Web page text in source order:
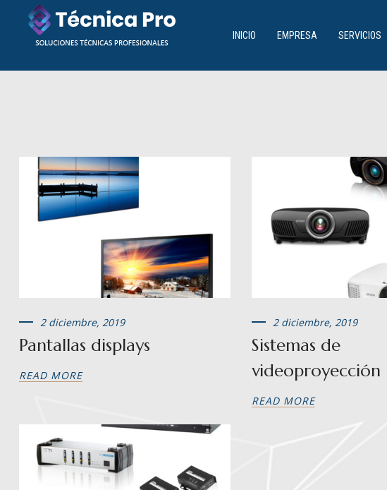
INICIO EMPRESA SERVICIOS
2 diciembre, 2019
Pantallas displays
READ MORE
2 diciembre, 2019
Sistemas de
videoproyección
READ MORE